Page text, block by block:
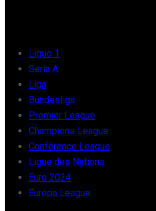
Ligue 1
Seria A
Liga
Bundesliga
Premier League
Champions League
Conférence League
Ligue des Nations
Euro 2024
Europa League